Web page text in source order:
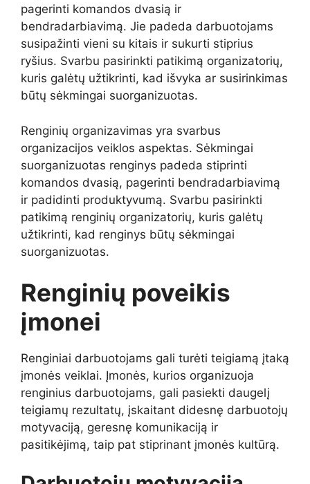
pagerinti komandos dvasią ir
bendradarbiavimą. Jie padeda darbuotojams
susipažinti vieni su kitais ir sukurti stiprius
ryšius. Svarbu pasirinkti patikimą organizatorių,
kuris galėtų užtikrinti, kad išvyka ar susirinkimas
būtų sėkmingai suorganizuotas.
Renginių organizavimas yra svarbus
organizacijos veiklos aspektas. Sėkmingai
suorganizuotas renginys padeda stiprinti
komandos dvasią, pagerinti bendradarbiavimą
ir padidinti produktyvumą. Svarbu pasirinkti
patikimą renginių organizatorių, kuris galėtų
užtikrinti, kad renginys būtų sėkmingai
suorganizuotas.
Renginių poveikis
įmonei
Renginiai darbuotojams gali turėti teigiamą įtaką
įmonės veiklai. Įmonės, kurios organizuoja
renginius darbuotojams, gali pasiekti daugelį
teigiamų rezultatų, įskaitant didesnę darbuotojų
motyvaciją, geresnę komunikaciją ir
pasitikėjimą, taip pat stiprinant įmonės kultūrą.